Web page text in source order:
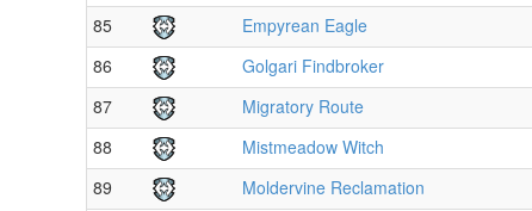
85
Empyrean Eagle
86
Golgari Findbroker
87
Migratory Route
88
Mistmeadow Witch
89
Moldervine Reclamation